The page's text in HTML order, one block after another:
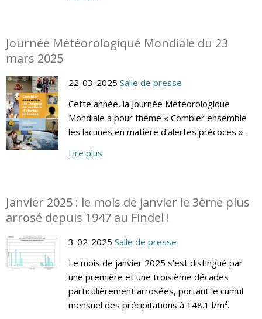
Journée Météorologique Mondiale du 23
mars 2025
22-03-2025 Salle de presse
Cette année, la Journée Météorologique
Mondiale a pour thème « Combler ensemble
les lacunes en matière d’alertes précoces ».
Lire plus
Janvier 2025 : le mois de janvier le 3ème plus
arrosé depuis 1947 au Findel !
3-02-2025 Salle de presse
Le mois de janvier 2025 s’est distingué par
une première et une troisième décades
particulièrement arrosées, portant le cumul
mensuel des précipitations à 148.1 l/m².